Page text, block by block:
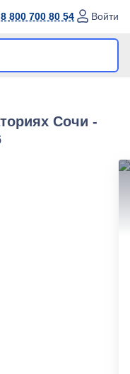
8 800 700 80 54 Войти
Сочи -